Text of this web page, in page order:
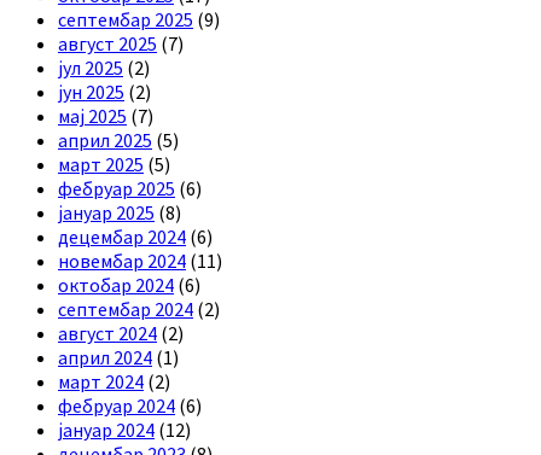
септембар 2025 (9)
август 2025 (7)
јул 2025 (2)
јун 2025 (2)
мај 2025 (7)
април 2025 (5)
март 2025 (5)
фебруар 2025 (6)
јануар 2025 (8)
децембар 2024 (6)
новембар 2024 (11)
октобар 2024 (6)
септембар 2024 (2)
август 2024 (2)
април 2024 (1)
март 2024 (2)
фебруар 2024 (6)
јануар 2024 (12)